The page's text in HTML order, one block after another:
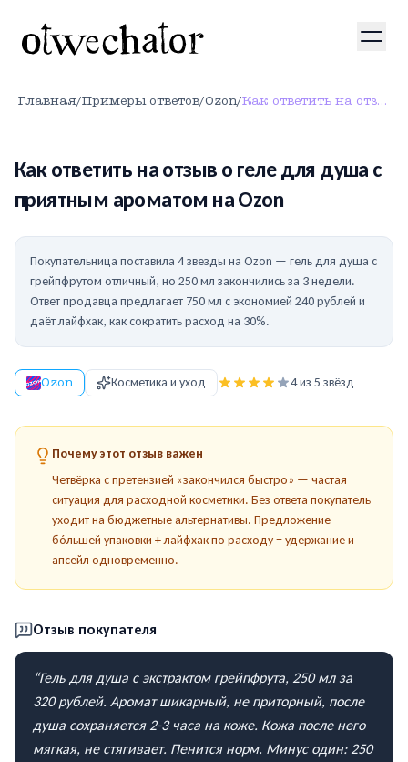
Главная/Примеры ответов/Ozon/ Как ответить на отзыв о геле для душа с приятным ароматом на Ozon
Как ответить на отзыв о геле для душа с
приятным ароматом на Ozon
Покупательница поставила 4 звезды на Ozon — гель для душа с
грейпфрутом отличный, но 250 мл закончились за 3 недели.
Ответ продавца предлагает 750 мл с экономией 240 рублей и
даёт лайфхак, как сократить расход на 30%.
Ozon Косметика и уход 4из 5 звёзд
Почему этот отзыв важен
Четвёрка с претензией «закончился быстро» — частая
ситуация для расходной косметики. Без ответа покупатель
уходит на бюджетные альтернативы. Предложение
бóльшей упаковки + лайфхак по расходу = удержание и
апсейл одновременно.
Отзыв покупателя
“Гель для душа с экстрактом грейпфрута, 250 мл за
320 рублей. Аромат шикарный, не приторный, после
душа сохраняется 2-3 часа на коже. Кожа после него
мягкая, не стягивает. Пенится норм. Минус один: 250